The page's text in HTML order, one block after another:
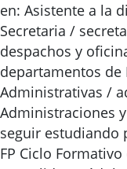
en: Asistente a la
Secretaria /
despachos y
departamentos de
Administrativas /
Administraciones
seguir estudiando
FP Ciclo